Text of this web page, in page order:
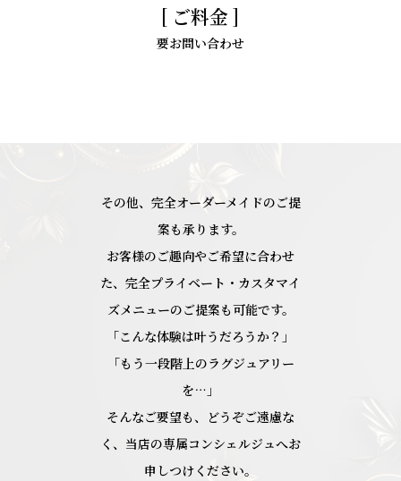
ご料金
要お問い合わせ
その他、完全オーダーメイドのご提
案も承ります。
お客様のご趣向やご希望に合わせ
た、完全プライベート・カスタマイ
ズメニューのご提案も可能です。
「こんな体験は叶うだろうか？」
「もう一段階上のラグジュアリー
を…」
そんなご要望も、どうぞご遠慮な
く、当店の専属コンシェルジュへお
申しつけください。